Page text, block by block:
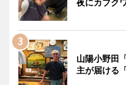
山陽小野田
主が届ける